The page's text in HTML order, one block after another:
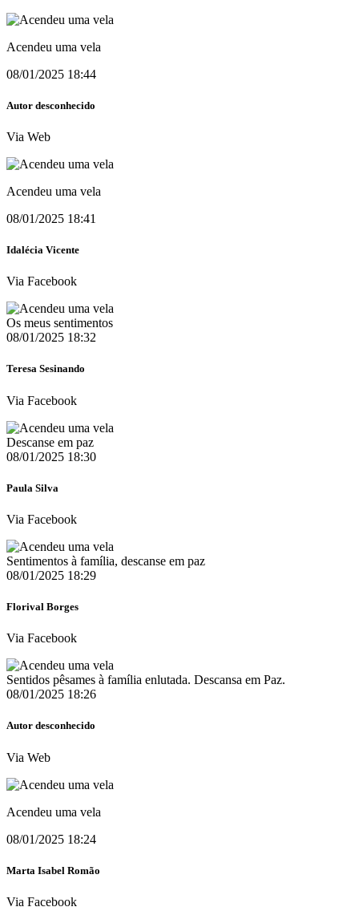
Acendeu uma vela
08/01/2025 18:44
Autor desconhecido
Via Web
Acendeu uma vela
08/01/2025 18:41
Idalécia Vicente
Via Facebook
Os meus sentimentos
08/01/2025 18:32
Teresa Sesinando
Via Facebook
Descanse em paz
08/01/2025 18:30
Paula Silva
Via Facebook
Sentimentos à família, descanse em paz
08/01/2025 18:29
Florival Borges
Via Facebook
Sentidos pêsames à família enlutada. Descansa em Paz.
08/01/2025 18:26
Autor desconhecido
Via Web
Acendeu uma vela
08/01/2025 18:24
Marta Isabel Romão
Via Facebook